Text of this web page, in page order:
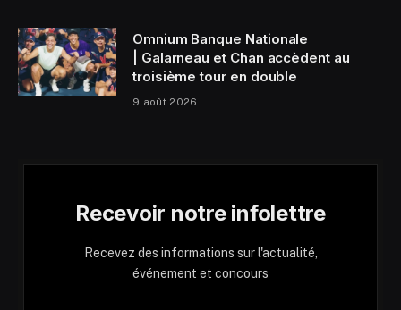
Omnium Banque Nationale
| Galarneau et Chan accèdent au
troisième tour en double
9 août 2026
Recevoir notre infolettre
Recevez des informations sur l'actualité,
événement et concours